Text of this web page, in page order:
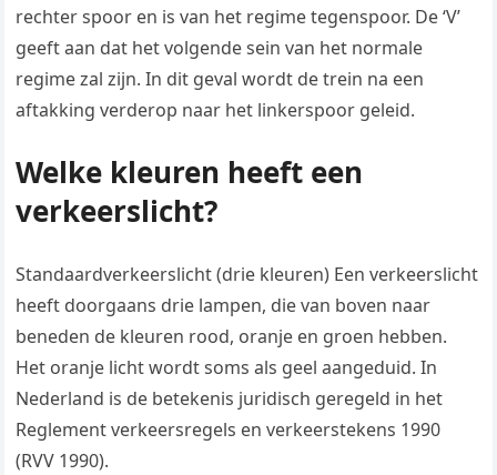
rechter spoor en is van het regime tegenspoor. De ‘V’
geeft aan dat het volgende sein van het normale
regime zal zijn. In dit geval wordt de trein na een
aftakking verderop naar het linkerspoor geleid.
Welke kleuren heeft een
verkeerslicht?
Standaardverkeerslicht (drie kleuren) Een verkeerslicht
heeft doorgaans drie lampen, die van boven naar
beneden de kleuren rood, oranje en groen hebben.
Het oranje licht wordt soms als geel aangeduid. In
Nederland is de betekenis juridisch geregeld in het
Reglement verkeersregels en verkeerstekens 1990
(RVV 1990).